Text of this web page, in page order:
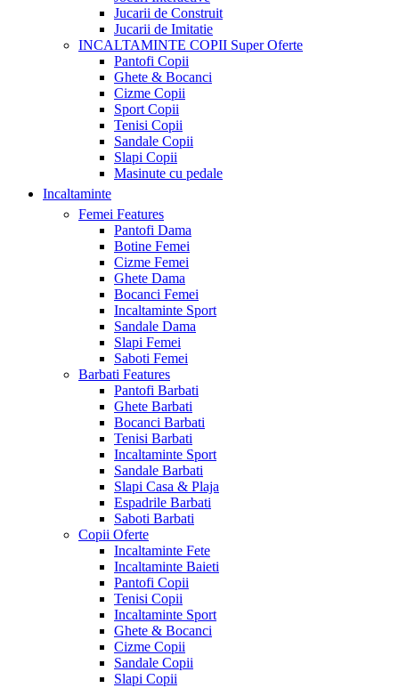
Jucarii de Construit
Jucarii de Imitatie
INCALTAMINTE COPII Super Oferte
Pantofi Copii
Ghete & Bocanci
Cizme Copii
Sport Copii
Tenisi Copii
Sandale Copii
Slapi Copii
Masinute cu pedale
Incaltaminte
Femei Features
Pantofi Dama
Botine Femei
Cizme Femei
Ghete Dama
Bocanci Femei
Incaltaminte Sport
Sandale Dama
Slapi Femei
Saboti Femei
Barbati Features
Pantofi Barbati
Ghete Barbati
Bocanci Barbati
Tenisi Barbati
Incaltaminte Sport
Sandale Barbati
Slapi Casa & Plaja
Espadrile Barbati
Saboti Barbati
Copii Oferte
Incaltaminte Fete
Incaltaminte Baieti
Pantofi Copii
Tenisi Copii
Incaltaminte Sport
Ghete & Bocanci
Cizme Copii
Sandale Copii
Slapi Copii